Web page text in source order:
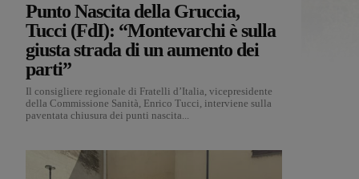
Punto Nascita della Gruccia,
Tucci (FdI): “Montevarchi è sulla
giusta strada di un aumento dei
parti”
Il consigliere regionale di Fratelli d’Italia, vicepresidente
della Commissione Sanità, Enrico Tucci, interviene sulla
paventata chiusura dei punti nascita...